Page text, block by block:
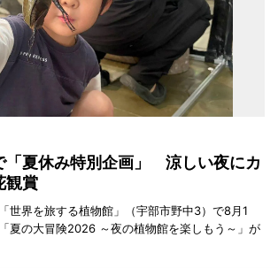
「夏休み特別企画」 涼しい夜にカ
観賞
世界を旅する植物館」（宇部市野中3）で8月1
夏の大冒険2026 ～夜の植物館を楽しもう～」が